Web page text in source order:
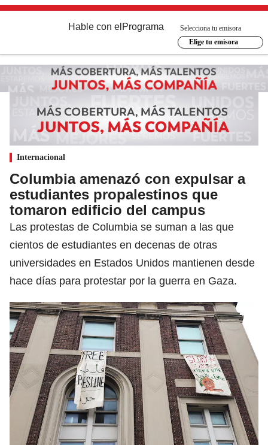
Hable con el Programa
Selecciona tu emisora
Elige tu emisora
Internacional
Columbia amenazó con expulsar a
estudiantes propalestinos que
tomaron edificio del campus
Las protestas de Columbia se suman a las que
cientos de estudiantes en decenas de otras
universidades en Estados Unidos mantienen desde
hace días para protestar por la guerra en Gaza.